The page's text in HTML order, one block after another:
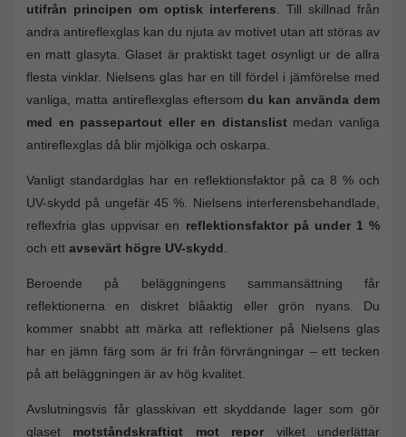
utifrån principen om optisk interferens . Till skillnad från
andra antireflexglas kan du njuta av motivet utan att störas av
en matt glasyta. Glaset är praktiskt taget osynligt ur de allra
flesta vinklar. Nielsens glas har en till fördel i jämförelse med
vanliga, matta antireflexglas eftersomdu kan använda dem
med en passepartout eller en distanslistmedan vanliga
antireflexglas då blir mjölkiga och oskarpa.
Vanligt standardglas har en reflektionsfaktor på ca 8 % och
UV-skydd på ungefär 45 %. Nielsens interferensbehandlade,
reflexfria glas uppvisar en reflektionsfaktor på under 1 %
och ett avsevärt högre UV-skydd
Beroende på beläggningens sammansättning får
reflektionerna en diskret blåaktig eller grön nyans. Du
kommer snabbt att märka att reflektioner på Nielsens glas
har en jämn färg som är fri från förvrängningar – ett tecken
på att beläggningen är av hög kvalitet.
Avslutningsvis får glasskivan ett skyddande lager som gör
glaset motståndskraftigt mot repor vilket underlättar